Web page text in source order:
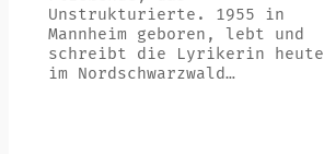
Unstrukturierte. 1955 in
Mannheim geboren, lebt und
schreibt die Lyrikerin heute
im Nordschwarzwald…